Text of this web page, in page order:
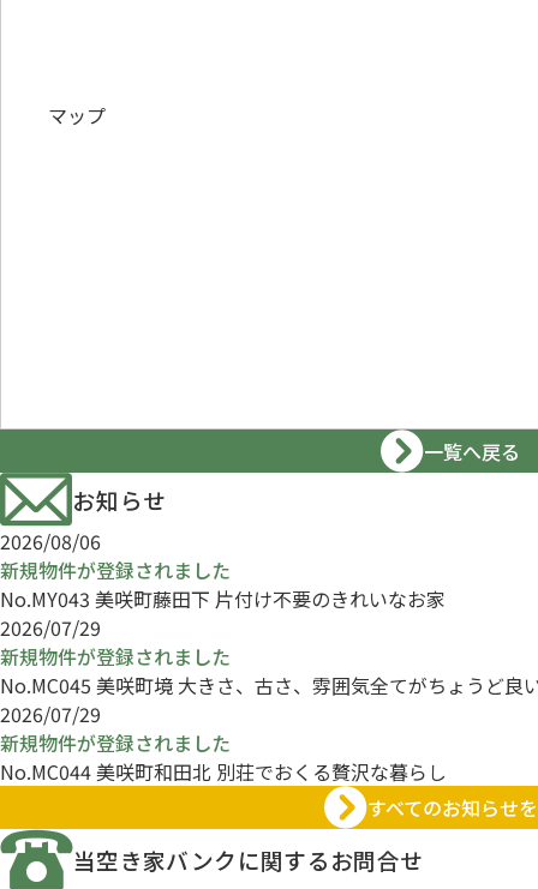
マップ
一覧へ戻る
お知らせ
2026/08/06
新規物件が登録されました
No.MY043 美咲町藤田下 片付け不要のきれいなお家
2026/07/29
新規物件が登録されました
No.MC045 美咲町境 大きさ、古さ、雰囲気全てがちょうど良
2026/07/29
新規物件が登録されました
No.MC044 美咲町和田北 別荘でおくる贅沢な暮らし
すべてのお知らせ
当空き家バンクに関するお問合せ